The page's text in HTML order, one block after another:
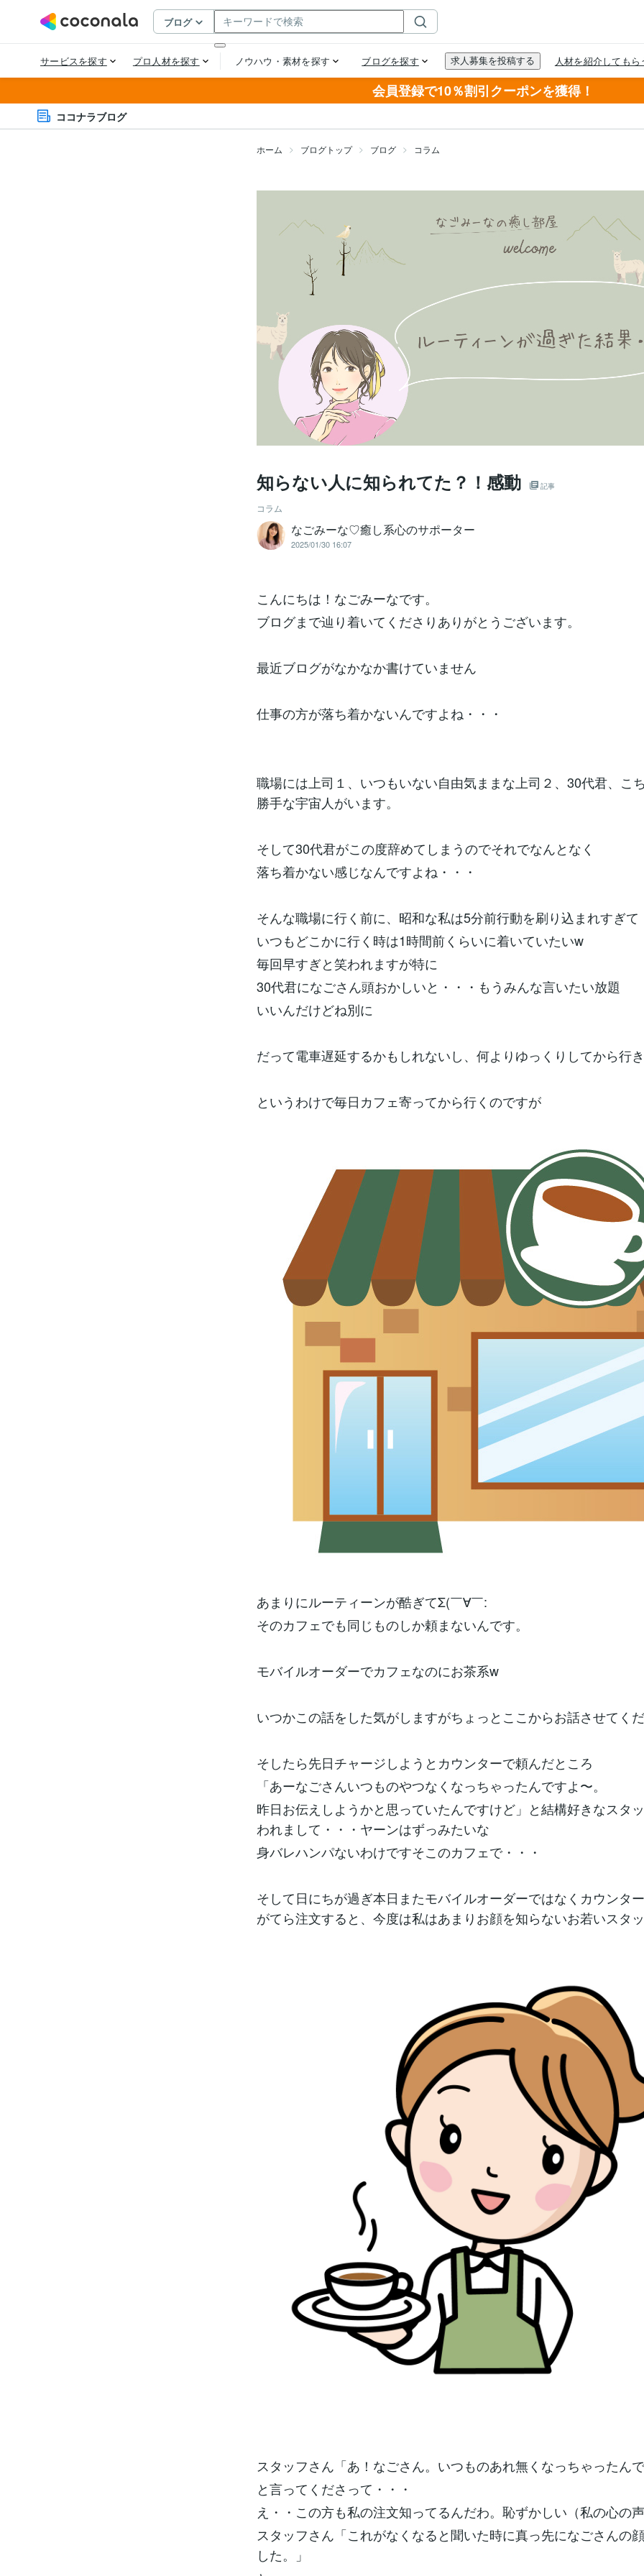
会員登録で10％割引クーポンを獲得！
ココナラブログ
ホーム ブログトップ ブログ コラム
知らない人に知られてた？！感動 記事
コラム
なごみーな♡癒し系心のサポーター
2025/01/30 16:07
こんにちは！なごみーなです。
ブログまで辿り着いてくださりありがとうございます。
最近ブログがなかなか書けていません
仕事の方が落ち着かないんですよね・・・
職場には上司１、いつもいない自由気ままな上司２、30代君、こ
勝手な宇宙人がいます。
そして30代君がこの度辞めてしまうのでそれでなんとなく
落ち着かない感じなんですよね・・・
そんな職場に行く前に、昭和な私は5分前行動を刷り込まれすぎて
いつもどこかに行く時は1時間前くらいに着いていたいw
毎回早すぎと笑われますが特に
30代君になごさん頭おかしいと・・・もうみんな言いたい放題
いいんだけどね別に
だって電車遅延するかもしれないし、何よりゆっくりしてから行
というわけで毎日カフェ寄ってから行くのですが
あまりにルーティーンが酷ぎてΣ(￣∀￣:
そのカフェでも同じものしか頼まないんです。
モバイルオーダーでカフェなのにお茶系w
いつかこの話をした気がしますがちょっとここからお話させてく
そしたら先日チャージしようとカウンターで頼んだところ
「あーなごさんいつものやつなくなっちゃったんですよ〜。
昨日お伝えしようかと思っていたんですけど」と結構好きなスタ
われまして・・・ヤーンはずっみたいな
身バレハンパないわけですそこのカフェで・・・
そして日にちが過ぎ本日またモバイルオーダーではなくカウンタ
がてら注文すると、今度は私はあまりお顔を知らないお若いスタ
スタッフさん「あ！なごさん。いつものあれ無くなっちゃったん
と言ってくださって・・・
え・・この方も私の注文知ってるんだわ。恥ずかしい（私の心の
スタッフさん「これがなくなると聞いた時に真っ先になごさんの
した。」